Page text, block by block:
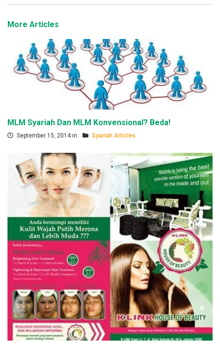
More Articles
MLM Syariah Dan MLM Konvensional? Beda!
September 15, 2014 in Syariah Articles